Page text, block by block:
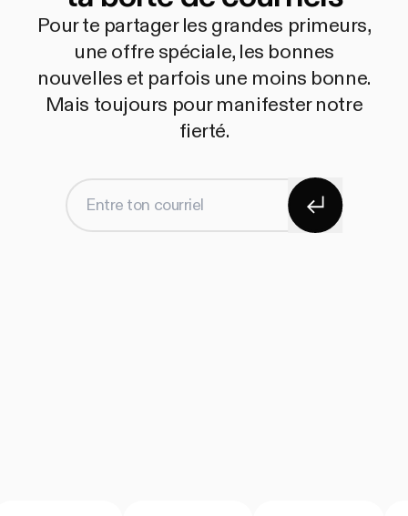
Pour te partager les grandes primeurs,
une offre spéciale, les bonnes
nouvelles et parfois une moins bonne.
Mais toujours pour manifester notre
fierté.
Entre ton courriel S'abonner